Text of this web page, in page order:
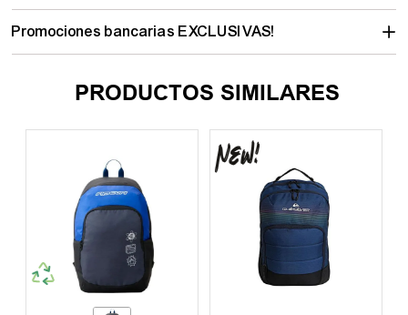
Promociones bancarias EXCLUSIVAS!
PRODUCTOS SIMILARES